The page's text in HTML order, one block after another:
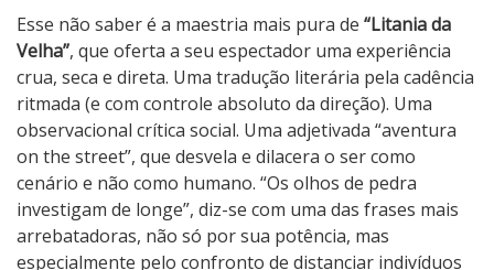
Esse não saber é a maestria mais pura de “Litania da
Velha”, que oferta a seu espectador uma experiência
crua, seca e direta. Uma tradução literária pela cadência
ritmada (e com controle absoluto da direção). Uma
observacional crítica social. Uma adjetivada “aventura
on the street”, que desvela e dilacera o ser como
cenário e não como humano. “Os olhos de pedra
investigam de longe”, diz-se com uma das frases mais
arrebatadoras, não só por sua potência, mas
especialmente pelo confronto de distanciar indivíduos